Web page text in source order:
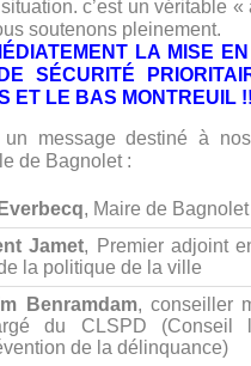
c’est un véritable «
soutenons pleinement.
LA MISE
SÉCURITÉ
ET LE BAS MONTREUIL !!
un message destiné à
de Bagnolet :
, Maire de Bagnolet
Jamet, Premier adjoint
la politique de la ville
Benramdam, conseiller
du CLSPD (Conseil
de la délinquance)